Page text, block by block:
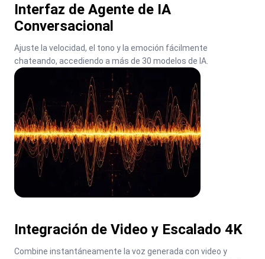
Interfaz de Agente de IA
Conversacional
Ajuste la velocidad, el tono y la emoción fácilmente
chateando, accediendo a más de 30 modelos de IA.
Integración de Video y Escalado 4K
Combine instantáneamente la voz generada con video y